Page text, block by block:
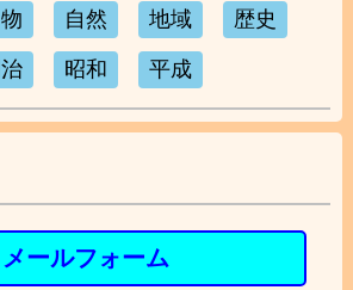
自然 地域 歴史
昭和 平成
メールフォーム